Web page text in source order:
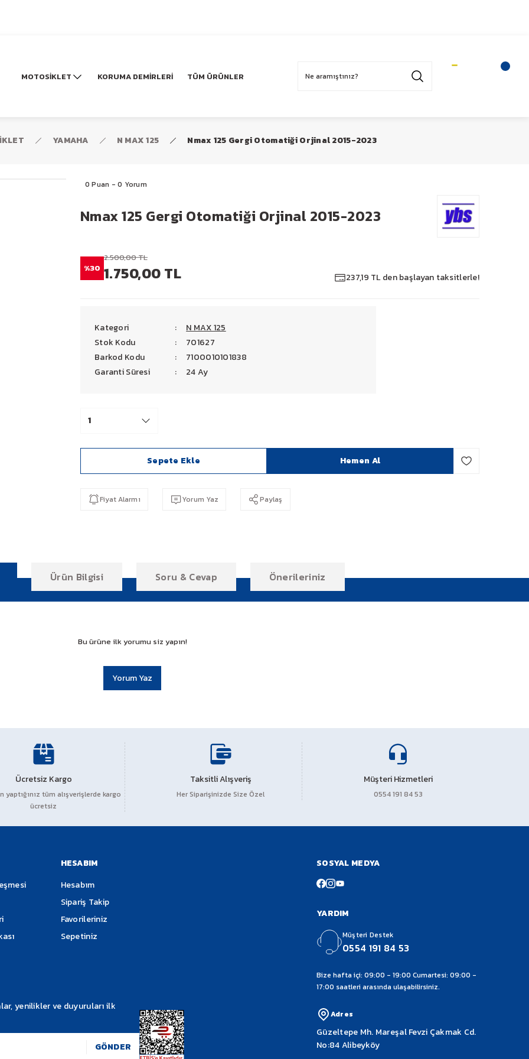
MOTOSİKLET KORUMA DEMİRLERİ TÜM ÜRÜNLER
YAMAHA N MAX 125 Nmax 125 Gergi Otomatiği Orjinal 2015-2023
0 Puan - 0 Yorum
Nmax 125 Gergi Otomatiği Orjinal 2015-2023
%30
2.500,00 TL
1.750,00 TL 237,19 TL den başlayan taksitlerle!
Kategori
N MAX 125
Stok Kodu
701627
Barkod Kodu
7100010101838
Garanti Süresi
24 Ay
Sepete Ekle Hemen Al
Fiyat Alarmı Yorum Yaz Paylaş
Ürün Bilgisi Soru & Cevap Önerileriniz
Bu ürüne ilk yorumu siz yapın!
Yorum Yaz
Ürün hakkında henüz soru sorulmamış.
Soru Sor
yetersiz gördüğünüz noktaları öneri formunu kullanarak tarafımıza iletebilirsiniz.
Ücretsiz Kargo
yaptığınız tüm alışverişlerde kargo
ücretsiz
Taksitli Alışveriş
Her Siparişinizde Size Özel
Müşteri Hizmetleri
0554 191 84 53
HESABIM
Hesabım
Sipariş Takip
Favorileriniz
Sepetiniz
yenilikler ve duyuruları ilk
GÖNDER
SOSYAL MEDYA
YARDIM
Müşteri Destek
0554 191 84 53
Bize hafta içi: 09:00 - 19:00 Cumartesi: 09:00 -
17:00 saatleri arasında ulaşabilirsiniz.
Adres
Güzeltepe Mh. Mareşal Fevzi Çakmak Cd.
No:84 Alibeyköy